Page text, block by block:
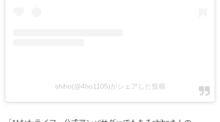
shiho(@4ho1105)がシェアした投稿